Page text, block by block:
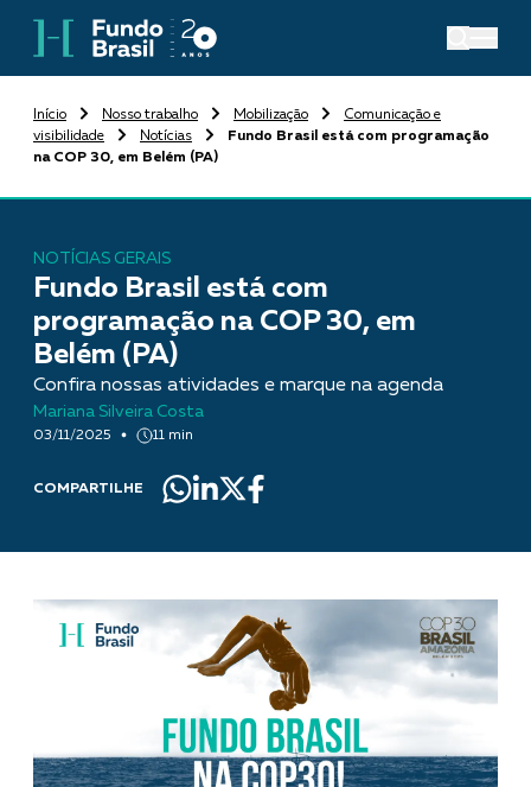
Início Nosso trabalho Mobilização
Comunicação e
visibilidade
Notícias
Fundo Brasil está com programação
na COP 30, em Belém (PA)
NOTÍCIAS GERAIS
Fundo Brasil está com
programação na COP 30, em
Belém (PA)
Confira nossas atividades e marque na agenda
Mariana Silveira Costa
03/11/2025 11 min
COMPARTILHE